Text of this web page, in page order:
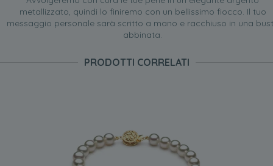
metallizzato, quindi lo finiremo con un bellissimo fiocco. Il tuo
messaggio personale sarà scritto a mano e racchiuso in una
abbinata.
PRODOTTI CORRELATI